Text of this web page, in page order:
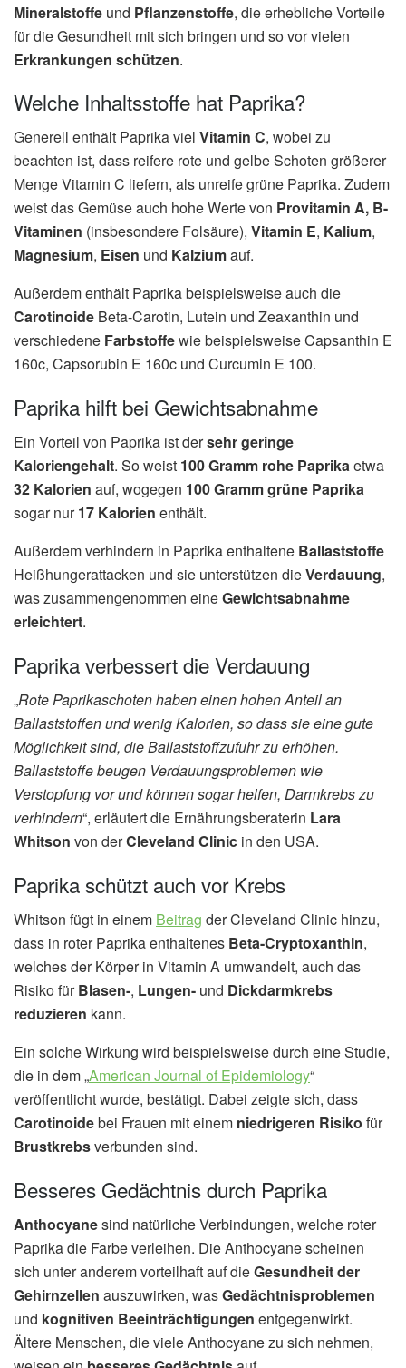
Mineralstoffe und Pflanzenstoffe, die erhebliche Vorteile
für die Gesundheit mit sich bringen und so vor vielen
Erkrankungen schützen.
Welche Inhaltsstoffe hat Paprika?
Generell enthält Paprika viel Vitamin C, wobei zu
beachten ist, dass reifere rote und gelbe Schoten größerer
Menge Vitamin C liefern, als unreife grüne Paprika. Zudem
weist das Gemüse auch hohe Werte von Provitamin A, B-
Vitaminen (insbesondere Folsäure), Vitamin E, Kalium,
Magnesium, Eisen und Kalziumauf.
Außerdem enthält Paprika beispielsweise auch die
Carotinoide Beta-Carotin, Lutein und Zeaxanthin und
verschiedene Farbstoffewie beispielsweise Capsanthin E
160c, Capsorubin E 160c und Curcumin E 100.
Paprika hilft bei Gewichtsabnahme
Ein Vorteil von Paprika ist dersehr geringe
Kaloriengehalt. So weist 100 Gramm rohe Paprikaetwa
32 Kalorien auf, wogegen 100 Gramm grüne Paprika
sogar nur17 Kalorien enthält.
Außerdem verhindern in Paprika enthaltene Ballaststoffe
Heißhungerattacken und sie unterstützen dieVerdauung,
was zusammengenommen eineGewichtsabnahme
erleichtert.
Paprika verbessert die Verdauung
„Rote Paprikaschoten haben einen hohen Anteil an
Ballaststoffen und wenig Kalorien, so dass sie eine gute
Möglichkeit sind, die Ballaststoffzufuhr zu erhöhen.
Ballaststoffe beugen Verdauungsproblemen wie
Verstopfung vor und können sogar helfen, Darmkrebs zu
verhindern“, erläutert die Ernährungsberaterin Lara
Whitson von derCleveland Clinic in den USA.
Paprika schützt auch vor Krebs
Whitson fügt in einem Beitrag der Cleveland Clinic hinzu,
dass in roter Paprika enthaltenes Beta-Cryptoxanthin,
welches der Körper in Vitamin A umwandelt, auch das
Risiko fürBlasen-, Lungen- und Dickdarmkrebs
reduzieren kann.
Ein solche Wirkung wird beispielsweise durch eine Studie,
die in dem „American Journal of Epidemiology“
veröffentlicht wurde, bestätigt. Dabei zeigte sich, dass
Carotinoidebei Frauen mit einem niedrigeren Risiko für
Brustkrebsverbunden sind.
Besseres Gedächtnis durch Paprika
Anthocyanesind natürliche Verbindungen, welche roter
Paprika die Farbe verleihen. Die Anthocyane scheinen
sich unter anderem vorteilhaft auf dieGesundheit der
Gehirnzellen auszuwirken, wasGedächtnisproblemen
und kognitiven Beeinträchtigungen entgegenwirkt.
Ältere Menschen, die viele Anthocyane zu sich nehmen,